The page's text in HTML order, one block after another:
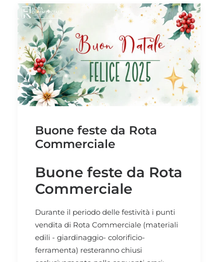
Buone feste da Rota
Commerciale
Buone feste da Rota
Commerciale
Durante il periodo delle festività i punti
vendita di Rota Commerciale (materiali
edili - giardinaggio- colorificio-
ferramenta) resteranno chiusi